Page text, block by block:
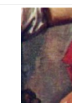
SUBTERMS